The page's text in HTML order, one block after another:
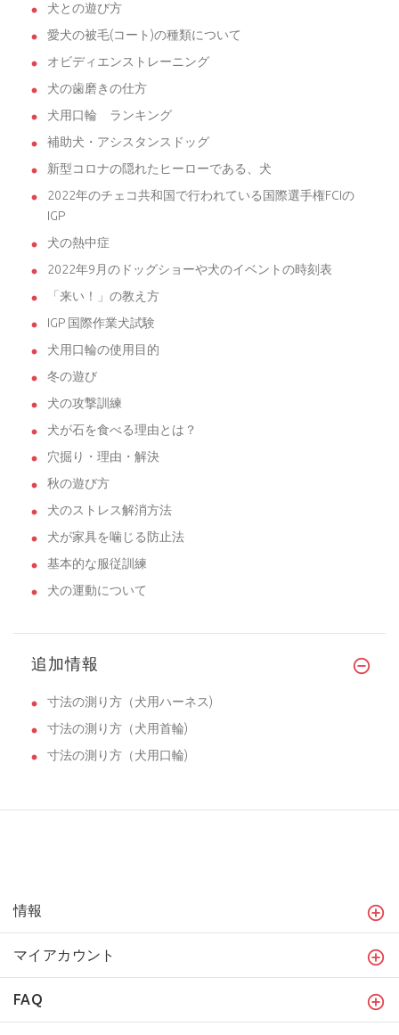
犬との遊び方
愛犬の被毛(コート)の種類について
オビディエンストレーニング
犬の歯磨きの仕方
犬用口輪 ランキング
補助犬・アシスタンスドッグ
新型コロナの隠れたヒーローである、犬
2022年のチェコ共和国で行われている国際選手権FCIの
IGP
犬の熱中症
2022年9月のドッグショーや犬のイベントの時刻表
「来い！」の教え方
IGP 国際作業犬試験
犬用口輪の使用目的
冬の遊び
犬の攻撃訓練
犬が石を食べる理由とは？
穴掘り・理由・解決
秋の遊び方
犬のストレス解消方法
犬が家具を噛じる防止法
基本的な服従訓練
犬の運動について
追加情報
寸法の測り方（犬用ハーネス)
寸法の測り方（犬用首輪)
寸法の測り方（犬用口輪)
情報
マイアカウント
FAQ